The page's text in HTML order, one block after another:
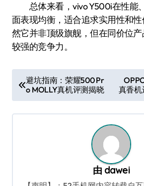
总体来看，vivo Y500i在性能
面表现均衡，适合追求实用性和
然它并非顶级旗舰，但在同价位
较强的竞争力。
章
导
避坑指南：荣耀500 Pr
o MOLLY真机评测揭晓
真香机
由 dawei